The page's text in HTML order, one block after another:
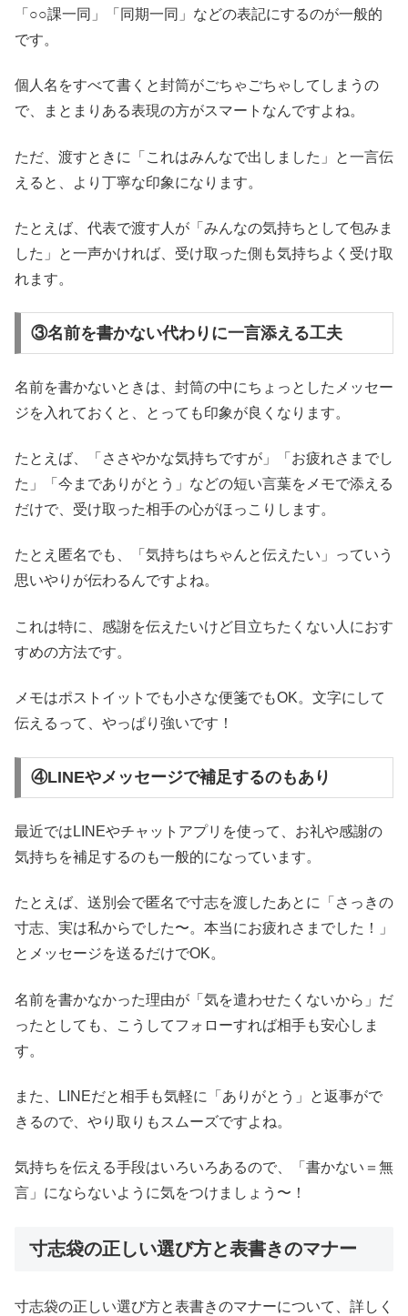
「○○課一同」「同期一同」などの表記にするのが一般的
です。
個人名をすべて書くと封筒がごちゃごちゃしてしまうの
で、まとまりある表現の方がスマートなんですよね。
ただ、渡すときに「これはみんなで出しました」と一言伝
えると、より丁寧な印象になります。
たとえば、代表で渡す人が「みんなの気持ちとして包みま
した」と一声かければ、受け取った側も気持ちよく受け取
れます。
③名前を書かない代わりに一言添える工夫
名前を書かないときは、封筒の中にちょっとしたメッセー
ジを入れておくと、とっても印象が良くなります。
たとえば、「ささやかな気持ちですが」「お疲れさまでし
た」「今までありがとう」などの短い言葉をメモで添える
だけで、受け取った相手の心がほっこりします。
たとえ匿名でも、「気持ちはちゃんと伝えたい」っていう
思いやりが伝わるんですよね。
これは特に、感謝を伝えたいけど目立ちたくない人におす
すめの方法です。
メモはポストイットでも小さな便箋でもOK。文字にして
伝えるって、やっぱり強いです！
④LINEやメッセージで補足するのもあり
最近ではLINEやチャットアプリを使って、お礼や感謝の
気持ちを補足するのも一般的になっています。
たとえば、送別会で匿名で寸志を渡したあとに「さっきの
寸志、実は私からでした〜。本当にお疲れさまでした！」
とメッセージを送るだけでOK。
名前を書かなかった理由が「気を遣わせたくないから」だ
ったとしても、こうしてフォローすれば相手も安心しま
す。
また、LINEだと相手も気軽に「ありがとう」と返事がで
きるので、やり取りもスムーズですよね。
気持ちを伝える手段はいろいろあるので、「書かない＝無
言」にならないように気をつけましょう〜！
寸志袋の正しい選び方と表書きのマナー
寸志袋の正しい選び方と表書きのマナーについて、詳しく